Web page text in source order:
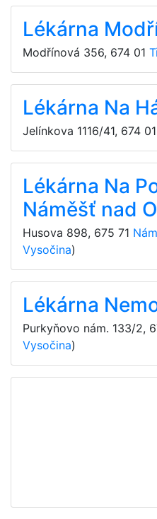
Lékárna
Modřínová 356, 674 01
Lékárna Na
Jelínkova 1116/41, 674 01
Lékárna Na
Náměšť nad
Husova 898, 675 71
Vysočina)
Lékárna
Purkyňovo nám. 133/2,
Vysočina)